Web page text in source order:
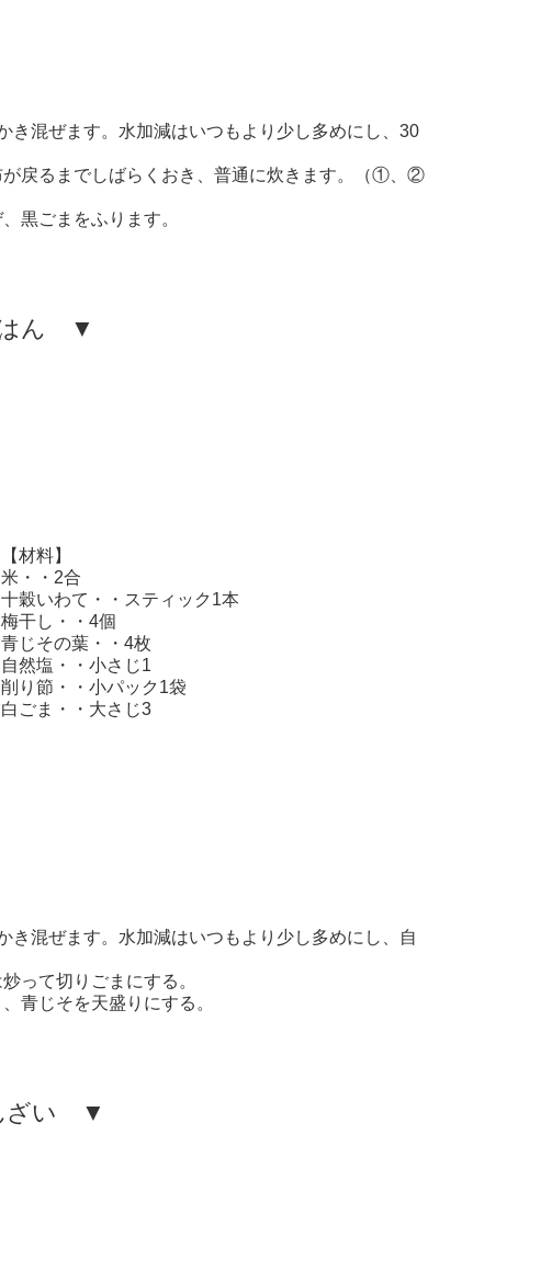
き混ぜます。水加減はいつもより少し多めにし、30
戻るまでしばらくおき、普通に炊きます。（①、②
黒ごまをふります。
はん ▼
【材料】
米・・2合
十穀いわて・・スティック1本
梅干し・・4個
青じその葉・・4枚
自然塩・・小さじ1
削り節・・小パック1袋
白ごま・・大さじ3
混ぜます。水加減はいつもより少し多めにし、自
って切りごまにする。
青じそを天盛りにする。
ざい ▼